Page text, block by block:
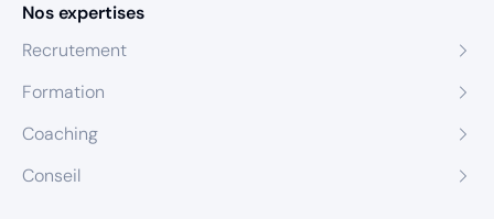
Nos expertises
Recrutement
Formation
Coaching
Conseil